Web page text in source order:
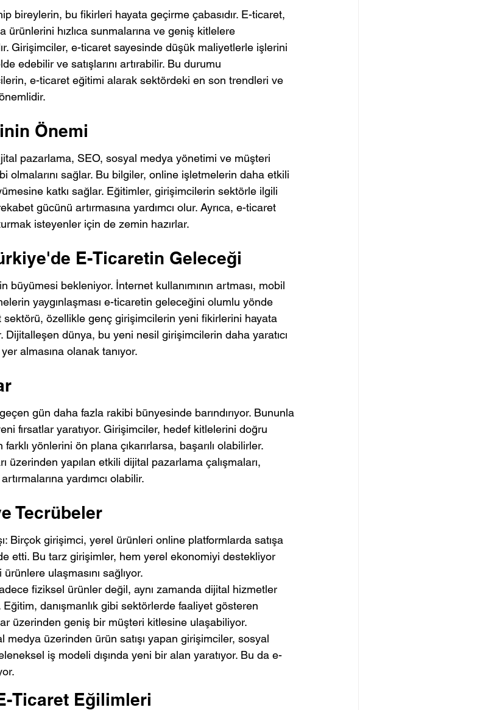
bireylerin, bu fikirleri hayata geçirme çabasıdır. E-ticaret,
hızlıca sunmalarına ve geniş kitlelere
Girişimciler, e-ticaret sayesinde düşük maliyetlerle işlerini
edebilir ve satışlarını artırabilir. Bu durumu
e-ticaret eğitimi alarak sektördeki en son trendleri ve
Önemi
pazarlama, SEO, sosyal medya yönetimi ve müşteri
olmalarını sağlar. Bu bilgiler, online işletmelerin daha etkili
katkı sağlar. Eğitimler, girişimcilerin sektörle ilgili
gücünü artırmasına yardımcı olur. Ayrıca, e-ticaret
isteyenler için de zemin hazırlar.
E-Ticaretin Geleceği
büyümesi bekleniyor. İnternet kullanımının artması, mobil
yaygınlaşması e-ticaretin geleceğini olumlu yönde
özellikle genç girişimcilerin yeni fikirlerini hayata
dünya, bu yeni nesil girişimcilerin daha yaratıcı
almasına olanak tanıyor.
gün daha fazla rakibi bünyesinde barındırıyor. Bununla
fırsatlar yaratıyor. Girişimciler, hedef kitlelerini doğru
yönlerini ön plana çıkarırlarsa, başarılı olabilirler.
üzerinden yapılan etkili dijital pazarlama çalışmaları,
yardımcı olabilir.
Tecrübeler
Birçok girişimci, yerel ürünleri online platformlarda satışa
etti. Bu tarz girişimler, hem yerel ekonomiyi destekliyor
ulaşmasını sağlıyor.
fiziksel ürünler değil, aynı zamanda dijital hizmetler
Eğitim, danışmanlık gibi sektörlerde faaliyet gösteren
üzerinden geniş bir müşteri kitlesine ulaşabiliyor.
medya üzerinden ürün satışı yapan girişimciler, sosyal
iş modeli dışında yeni bir alan yaratıyor. Bu da e-
Ticaret Eğilimleri